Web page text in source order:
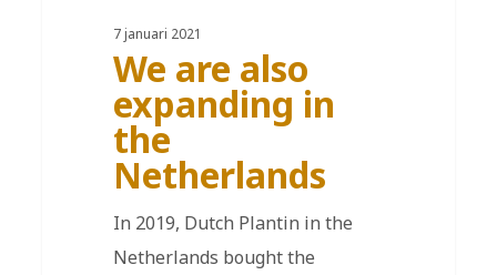
7 januari 2021
We are also
expanding in
the
Netherlands
In 2019, Dutch Plantin in the
Netherlands bought the